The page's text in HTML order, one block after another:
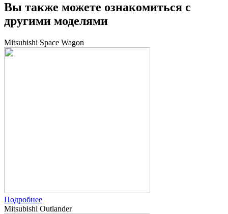
Вы также можете ознакомиться с
другими моделями
Mitsubishi Space Wagon
Подробнее
Mitsubishi Outlander